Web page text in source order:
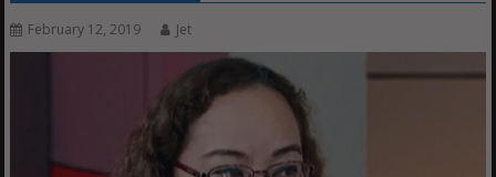
February 12, 2019 Jet